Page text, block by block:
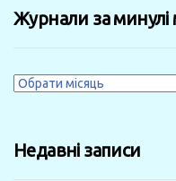
Журнали за минулі
Журнали
місяці
Недавні записи